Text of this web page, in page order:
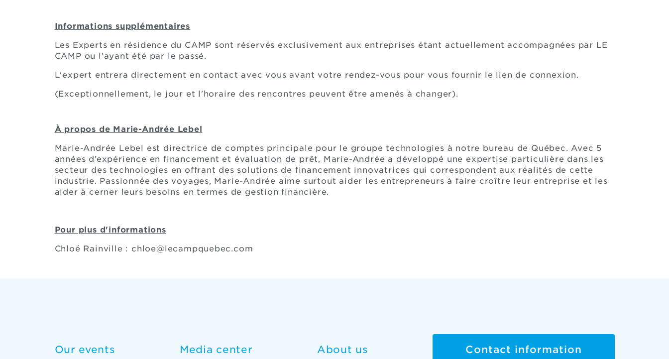
Informations supplémentaires
Les Experts en résidence du CAMP sont réservés exclusivement aux entreprises étant actuellement accompagnées par LE
CAMP ou l'ayant été par le passé.
L'expert entrera directement en contact avec vous avant votre rendez-vous pour vous fournir le lien de connexion.
(Exceptionnellement, le jour et l'horaire des rencontres peuvent être amenés à changer).
À propos de Marie-Andrée Lebel
Marie-Andrée Lebel est directrice de comptes principale pour le groupe technologies à notre bureau de Québec. Avec 5
années d’expérience en financement et évaluation de prêt, Marie-Andrée a développé une expertise particulière dans les
secteur des technologies en offrant des solutions de financement innovatrices qui correspondent aux réalités de cette
industrie. Passionnée des voyages, Marie-Andrée aime surtout aider les entrepreneurs à faire croître leur entreprise et les
aider à cerner leurs besoins en termes de gestion financière.
Pour plus d'informations
Chloé Rainville : chloe@lecampquebec.com
Our events Media center About us Contact information